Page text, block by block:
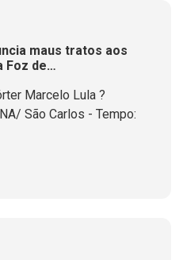
maus tratos aos
Foz de
Marcelo Lula ?
São Carlos - Tempo: